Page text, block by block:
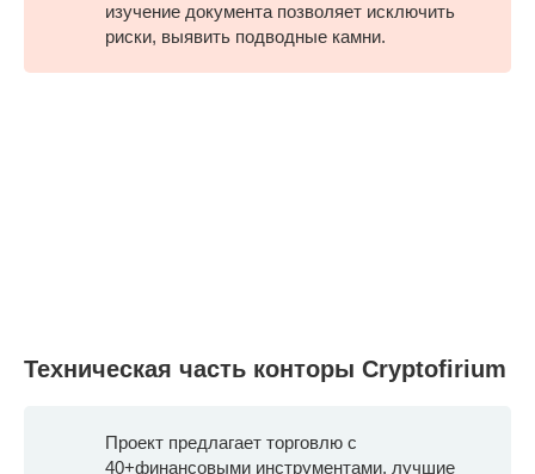
изучение документа позволяет исключить
риски, выявить подводные камни.
Техническая часть конторы Cryptofirium
Проект предлагает торговлю с
40+финансовыми инструментами, лучшие